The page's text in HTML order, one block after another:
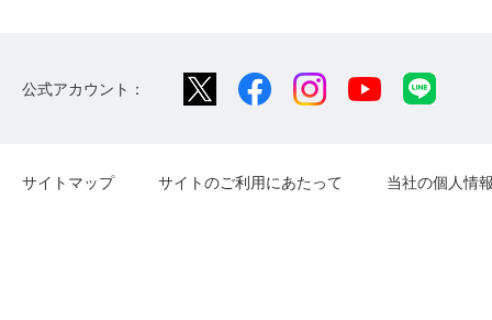
公式アカウント：
サイトマップ サイトのご利用にあたって 当社の個人情